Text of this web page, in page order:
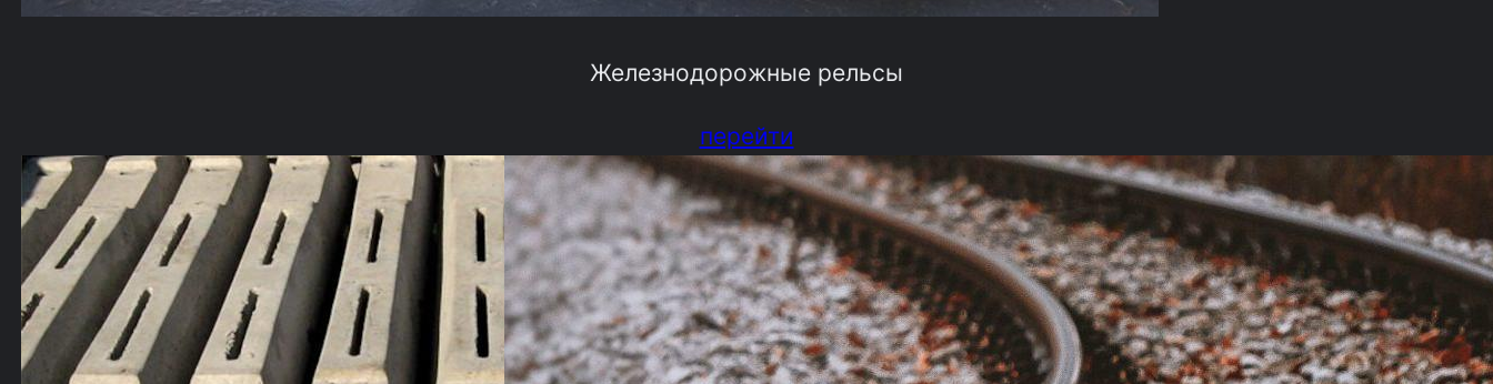
Железнодорожные рельсы
перейти